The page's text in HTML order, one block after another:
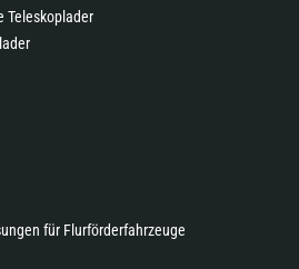
Teleskoplader
für Flurförderfahrzeuge